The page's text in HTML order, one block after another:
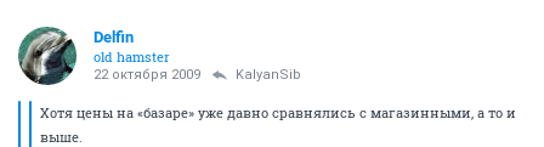
Delfin
old hamster
22 октября 2009 KalyanSib
Хотя цены на «базаре» уже давно сравнялись с магазинными, а то и
выше.